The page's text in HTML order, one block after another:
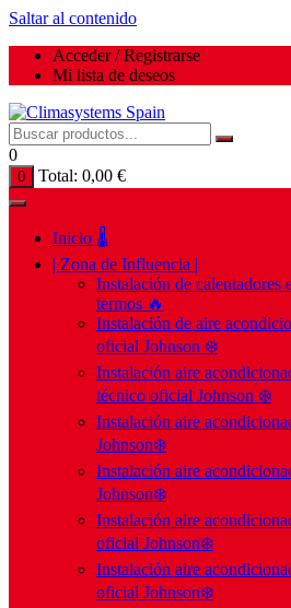
Saltar al contenido
Acceder / Registrarse
Mi lista de deseos
0
0 Total: 0,00 €
Inicio 🌡️
| Zona de Influencia |
Instalación de calentadores
termos 🔥
Instalación de aire
oficial Johnson ❄️
Instalación aire
técnico oficial Johnson ❄️
Instalación aire
Johnson❄️
Instalación aire
Johnson❄️
Instalación aire
oficial Johnson❄️
Instalación aire
oficial Johnson❄️